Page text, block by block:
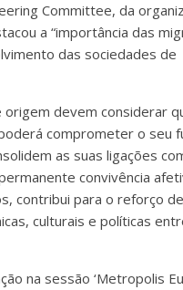
Committee, da
a “importância das
das sociedades de
origem devem considerar
comprometer o seu
as suas ligações
convivência
contribui para o reforço
culturais e políticas
na sessão ‘Metropolis